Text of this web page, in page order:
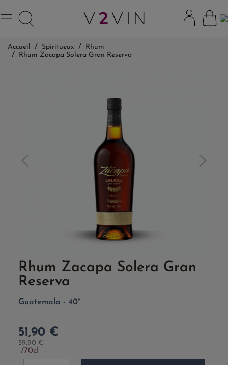
Accueil Spiritueux
Rhum
Rhum Zacapa Solera Gran Reserva
Rhum Zacapa Solera Gran
Reserva
Guatemala - 40°
51,90 €
59,90 €
70cl